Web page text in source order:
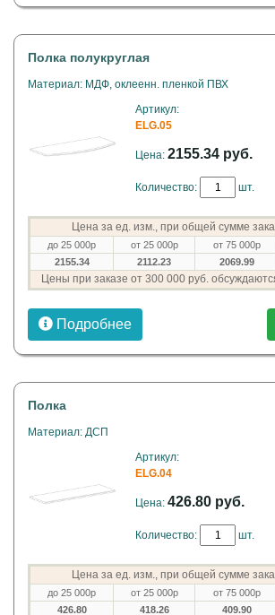
Полка полукруглая
Материал: МДФ, оклеенн. пленкой ПВХ
Артикул:
ELG.05
Цена: 2155.34 руб.
Количество: шт.
Цена за ед. изм., при общей сумме
до 25 000р от 25 000р от 75 000р
2155.34
2112.23 2069.99
Цены при заказе от 300 000 руб.
Подробнее
Полка
Материал: ДСП
Артикул:
ELG.04
Цена: 426.80 руб.
Количество: шт.
Цена за ед. изм., при общей сумме
до 25 000р от 25 000р от 75 000р
426.80
418.26 409.90